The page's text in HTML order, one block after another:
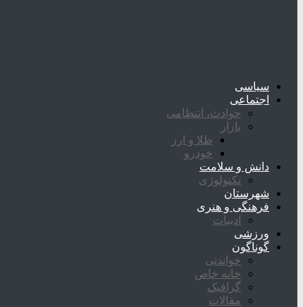
سیاسی
اجتماعی
حوادث، انتظامی
بازار
طلا و ارز
خودرو
دانش و سلامت
تکنولوژی
شهرستان
فرهنگی و هنری
ادبیات
ورزشی
گوناگون
خواندنی
خانه خاص
گرافیک
مقالات